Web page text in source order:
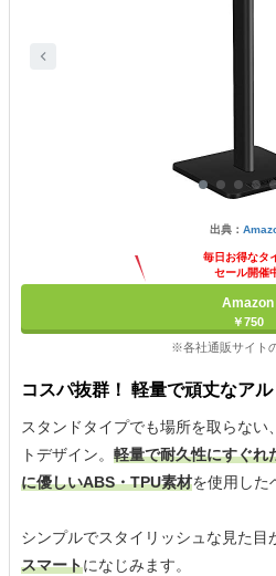
出典：
毎日お得なタ
セール開催
Amazon
￥750
※各社通販サイト
コスパ抜群！ 軽量で頑丈なア
スタンドタイプでも場所を取らない
トデザイン。 軽量で耐久性にすぐれ
に優しいABS・TPU素材を使用した
シンプルでスタイリッシュな見た目
スマートになじみます。